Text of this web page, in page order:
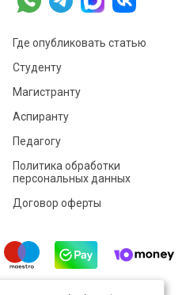
Где опубликовать статью
Студенту
Магистранту
Аспиранту
Педагогу
Политика обработки
персональных данных
Договор оферты